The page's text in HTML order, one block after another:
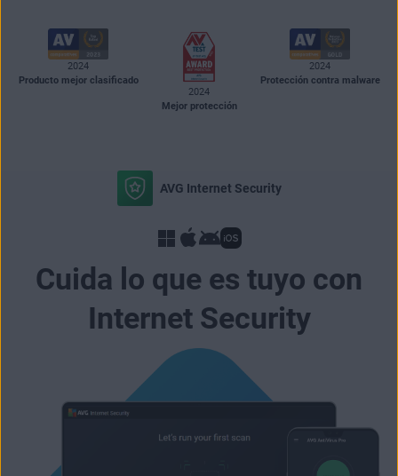
2024
Producto mejor clasificado
2024
Mejor protección
2024
Protección contra malware
AVG Internet Security
Cuida lo que es tuyo con
Internet Security